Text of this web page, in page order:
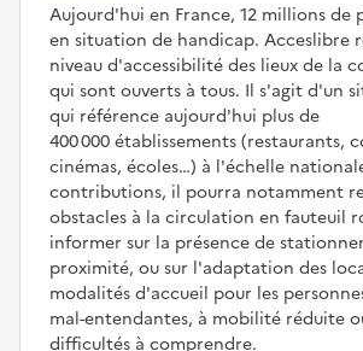
Aujourd'hui en France, 12 millions de
en situation de handicap. Acceslibre
niveau d'accessibilité des lieux de la
qui sont ouverts à tous. Il s'agit d'un
qui référence aujourd'hui plus de
400 000 établissements (restaurants,
cinémas, écoles…) à l'échelle
contributions, il pourra notamment
obstacles à la circulation en fauteuil
informer sur la présence de
proximité, ou sur l'adaptation des
modalités d'accueil pour les
mal-entendantes, à mobilité réduite
difficultés à comprendre.